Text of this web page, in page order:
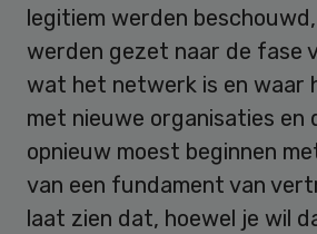
legitiem werden
werden gezet naar de fase
wat het netwerk is en waar
met nieuwe organisaties en
opnieuw moest beginnen
van een fundament van
laat zien dat, hoewel je wil